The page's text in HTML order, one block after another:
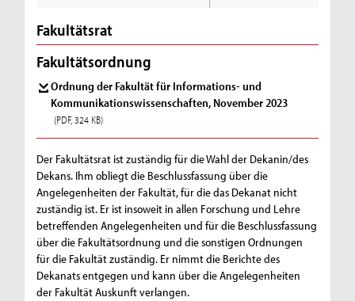
Fakultätsrat
Fakultätsordnung
Ordnung der Fakultät für Informations- und
Kommunikationswissenschaften, November 2023
(PDF, 324 KB)
Der Fakultätsrat ist zuständig für die Wahl der Dekanin/des
Dekans. Ihm obliegt die Beschlussfassung über die
Angelegenheiten der Fakultät, für die das Dekanat nicht
zuständig ist. Er ist insoweit in allen Forschung und Lehre
betreffenden Angelegenheiten und für die Beschlussfassung
über die Fakultätsordnung und die sonstigen Ordnungen
für die Fakultät zuständig. Er nimmt die Berichte des
Dekanats entgegen und kann über die Angelegenheiten
der Fakultät Auskunft verlangen.